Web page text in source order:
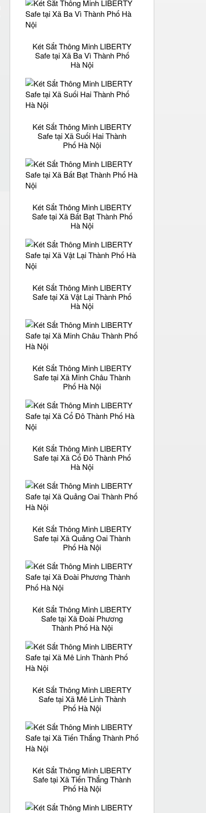
Két Sắt Thông Minh LIBERTY
Safe tại Xã Ba Vì Thành Phố
Hà Nội
Két Sắt Thông Minh LIBERTY
Safe tại Xã Suối Hai Thành
Phố Hà Nội
Két Sắt Thông Minh LIBERTY
Safe tại Xã Bất Bạt Thành Phố
Hà Nội
Két Sắt Thông Minh LIBERTY
Safe tại Xã Vật Lại Thành Phố
Hà Nội
Két Sắt Thông Minh LIBERTY
Safe tại Xã Minh Châu Thành
Phố Hà Nội
Két Sắt Thông Minh LIBERTY
Safe tại Xã Cổ Đô Thành Phố
Hà Nội
Két Sắt Thông Minh LIBERTY
Safe tại Xã Quảng Oai Thành
Phố Hà Nội
Két Sắt Thông Minh LIBERTY
Safe tại Xã Đoài Phương
Thành Phố Hà Nội
Két Sắt Thông Minh LIBERTY
Safe tại Xã Mê Linh Thành
Phố Hà Nội
Két Sắt Thông Minh LIBERTY
Safe tại Xã Tiến Thắng Thành
Phố Hà Nội